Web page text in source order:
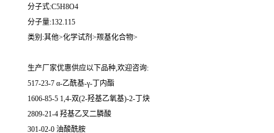
分子式:C5H8O4
分子量:132.115
类别:其他>化学试剂>羰基化合物>
生产厂家优惠供应以下品种,欢迎咨询:
517-23-7 α-乙酰基-γ-丁内酯
1606-85-5 1,4-双(2-羟基乙氧基)-2-丁炔
2809-21-4 羟基乙叉二膦酸
301-02-0 油酸酰胺